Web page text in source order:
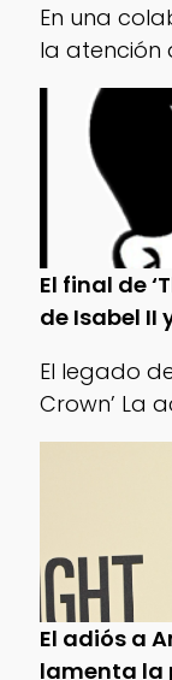
En una
la atención
El final de
de Isabel II
El legado
Crown’ La
El adiós a
lamenta la